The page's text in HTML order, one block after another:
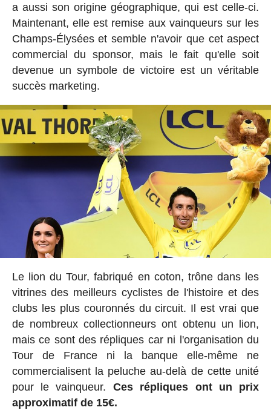
a aussi son origine géographique, qui est celle-ci.
Maintenant, elle est remise aux vainqueurs sur les
Champs-Élysées et semble n'avoir que cet aspect
commercial du sponsor, mais le fait qu'elle soit
devenue un symbole de victoire est un véritable
succès marketing.
Le lion du Tour, fabriqué en coton, trône dans les
vitrines des meilleurs cyclistes de l'histoire et des
clubs les plus couronnés du circuit. Il est vrai que
de nombreux collectionneurs ont obtenu un lion,
mais ce sont des répliques car ni l'organisation du
Tour de France ni la banque elle-même ne
commercialisent la peluche au-delà de cette unité
pour le vainqueur. Ces répliques ont un prix
approximatif de 15€.